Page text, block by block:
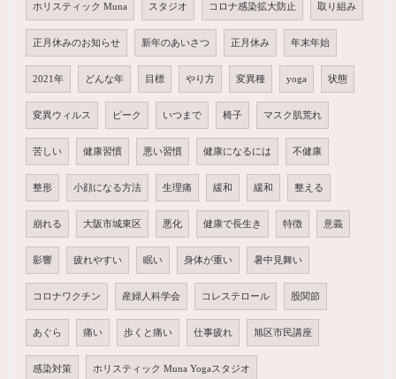
ホリスティック Muna スタジオ コロナ感染拡大防止 取り組み
正月休みのお知らせ 新年のあいさつ 正月休み 年末年始
2021年 どんな年 目標 やり方 変異種 yoga 状態
変異ウィルス ピーク いつまで 椅子 マスク肌荒れ
苦しい 健康習慣 悪い習慣 健康になるには 不健康
整形 小顔になる方法 生理痛 緩和 緩和 整える
崩れる 大阪市城東区 悪化 健康で長生き 特徴 意義
影響 疲れやすい 眠い 身体が重い 暑中見舞い
コロナワクチン 産婦人科学会 コレステロール 股関節
あぐら 痛い 歩くと痛い 仕事疲れ 旭区市民講座
感染対策 ホリスティック Muna Yogaスタジオ